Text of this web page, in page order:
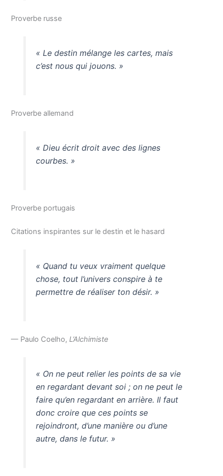
Proverbe russe
« Le destin mélange les cartes, mais
c’est nous qui jouons. »
Proverbe allemand
« Dieu écrit droit avec des lignes
courbes. »
Proverbe portugais
Citations inspirantes sur le destin et le hasard
« Quand tu veux vraiment quelque
chose, tout l’univers conspire à te
permettre de réaliser ton désir. »
— Paulo Coelho,L’Alchimiste
« On ne peut relier les points de sa vie
en regardant devant soi ; on ne peut le
faire qu’en regardant en arrière. Il faut
donc croire que ces points se
rejoindront, d’une manière ou d’une
autre, dans le futur. »